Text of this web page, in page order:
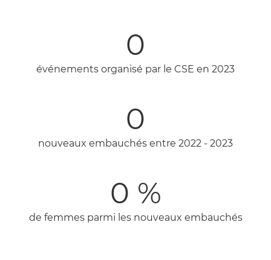
0
événements organisé par le CSE en 2023
0
nouveaux embauchés entre 2022 - 2023
0 %
de femmes parmi les nouveaux embauchés